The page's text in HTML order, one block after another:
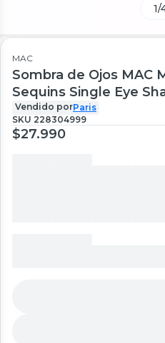
1/
MAC
Sombra de Ojos MAC
Sequins Single Eye
Vendido porParis
SKU 228304999
$27.990